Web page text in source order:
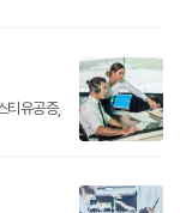
티유공증,